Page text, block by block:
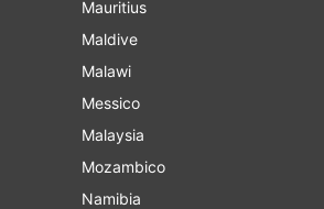
Mauritius
Maldive
Malawi
Messico
Malaysia
Mozambico
Namibia